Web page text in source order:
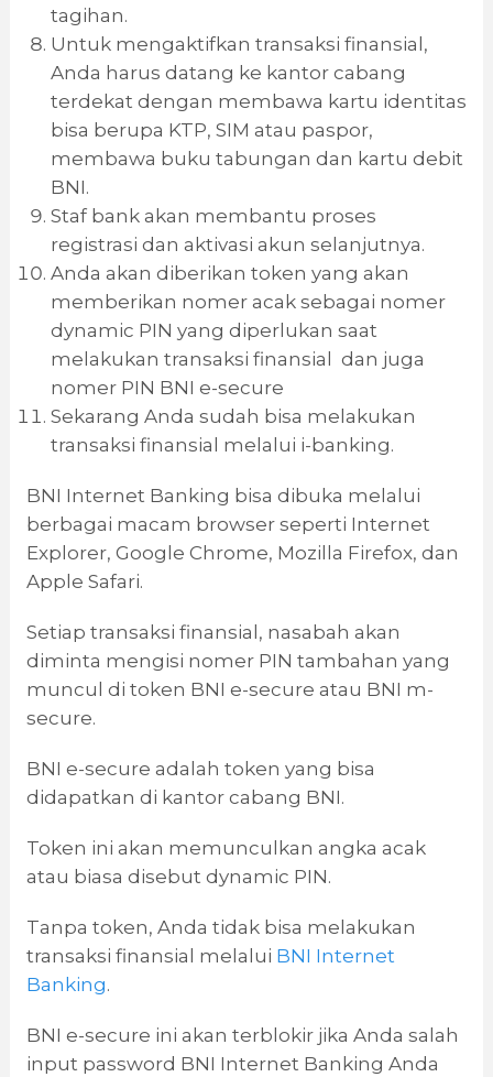
tagihan.
Untuk mengaktifkan transaksi finansial,
Anda harus datang ke kantor cabang
terdekat dengan membawa kartu identitas
bisa berupa KTP, SIM atau paspor,
membawa buku tabungan dan kartu debit
BNI.
Staf bank akan membantu proses
registrasi dan aktivasi akun selanjutnya.
Anda akan diberikan token yang akan
memberikan nomer acak sebagai nomer
dynamic PIN yang diperlukan saat
melakukan transaksi finansial dan juga
nomer PIN BNI e-secure
Sekarang Anda sudah bisa melakukan
transaksi finansial melalui i-banking.
BNI Internet Banking bisa dibuka melalui
berbagai macam browser seperti Internet
Explorer, Google Chrome, Mozilla Firefox, dan
Apple Safari.
Setiap transaksi finansial, nasabah akan
diminta mengisi nomer PIN tambahan yang
muncul di token BNI e-secure atau BNI m-
secure.
BNI e-secure adalah token yang bisa
didapatkan di kantor cabang BNI.
Token ini akan memunculkan angka acak
atau biasa disebut dynamic PIN.
Tanpa token, Anda tidak bisa melakukan
transaksi finansial melalui BNI Internet
Banking.
BNI e-secure ini akan terblokir jika Anda salah
input password BNI Internet Banking Anda